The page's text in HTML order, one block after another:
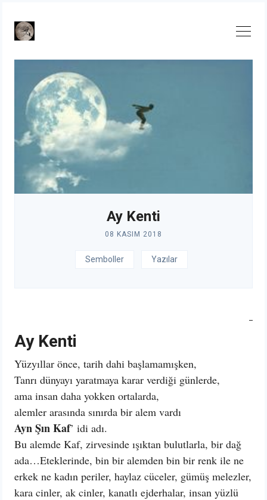
content
Ay Kenti
08 KASIM 2018
Semboller Yazılar
Ay Kenti
Yüzyıllar önce, tarih dahi başlamamışken,
Tanrı dünyayı yaratmaya karar verdiği günlerde,
ama insan daha yokken ortalarda,
alemler arasında sınırda bir alem vardı
Ayn Şın Kaf’ idi adı.
Bu alemde Kaf, zirvesinde ışıktan bulutlarla, bir dağ
ada…Eteklerinde, bin bir alemden bin bir renk ile ne
erkek ne kadın periler, haylaz cüceler, gümüş melezler,
kara cinler, ak cinler, kanatlı ejderhalar, insan yüzlü